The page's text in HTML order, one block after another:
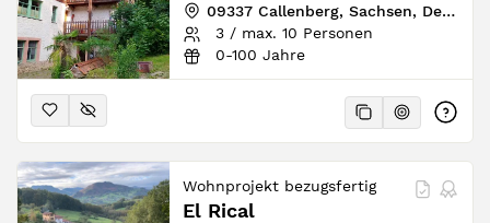
09337 Callenberg, Sachsen, Deutschland
3 / max. 10 Personen
0-100 Jahre
Wohnprojekt bezugsfertig
El Rical